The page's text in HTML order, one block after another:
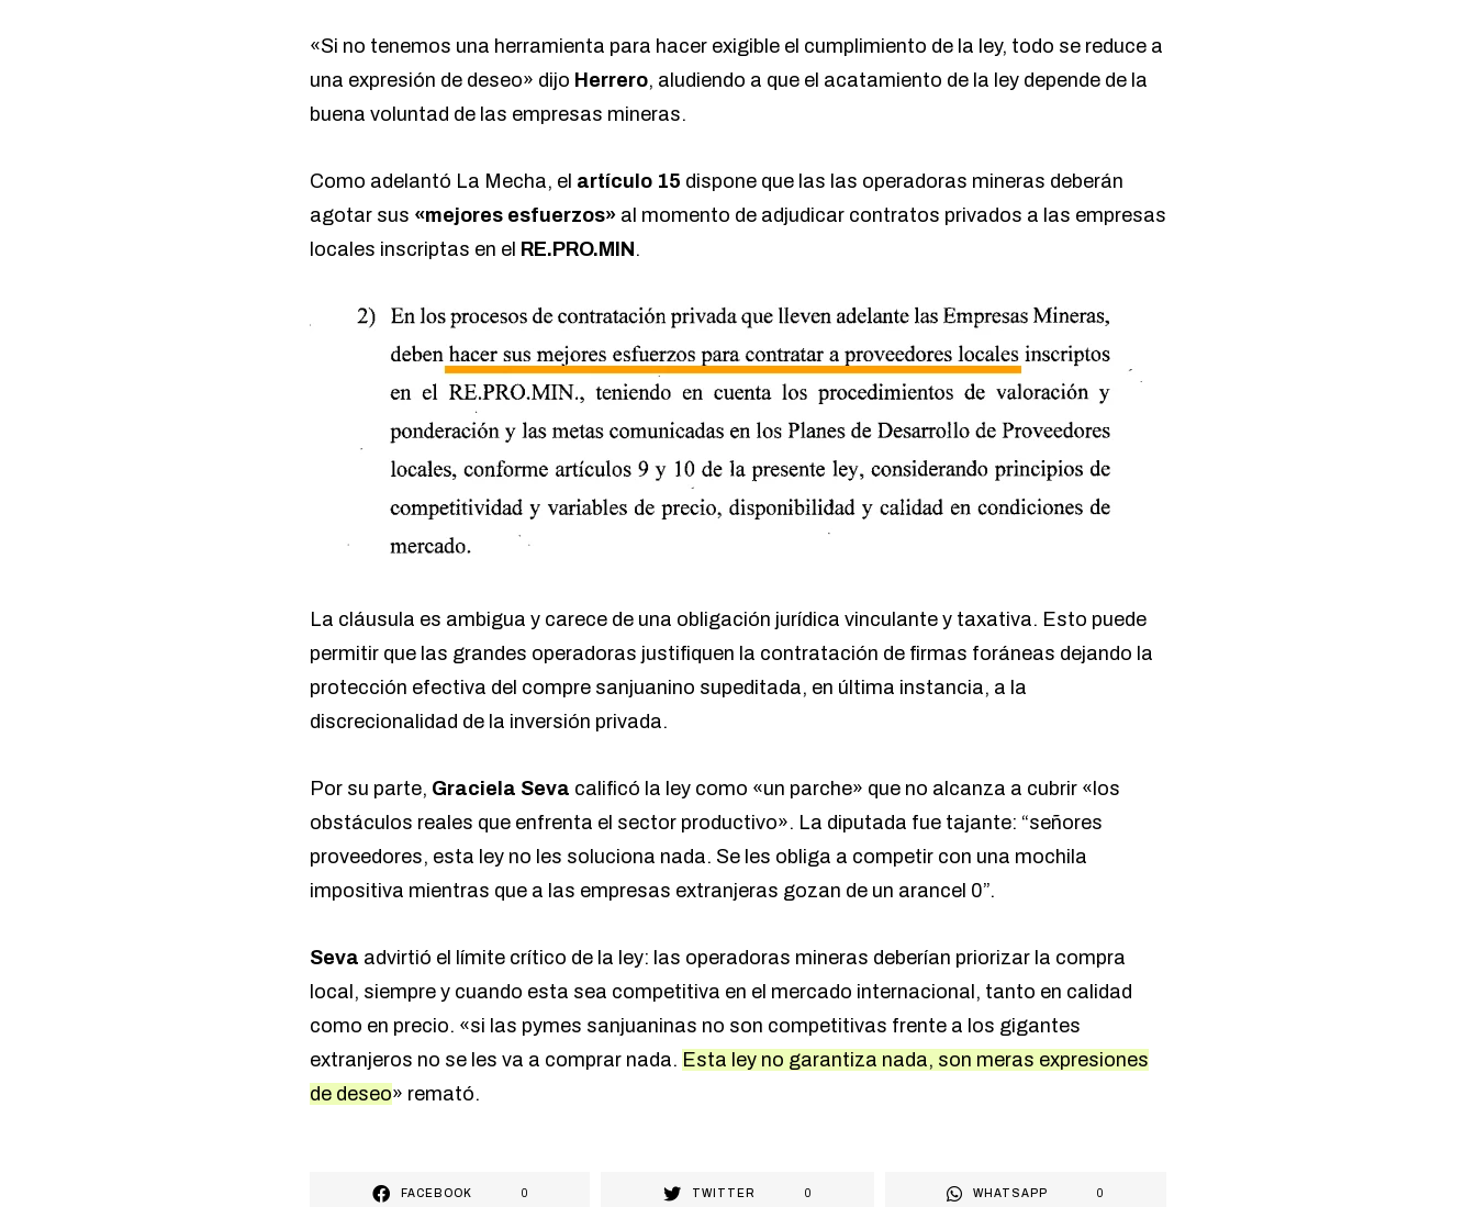
«Si no tenemos una herramienta para hacer exigible el cumplimiento de la ley, todo se reduce a
una expresión de deseo» dijo Herrero, aludiendo a que el acatamiento de la ley depende de la
buena voluntad de las empresas mineras.
Como adelantó La Mecha, el artículo 15 dispone que las las operadoras mineras deberán
agotar sus «mejores esfuerzos» al momento de adjudicar contratos privados a las empresas
locales inscriptas en el RE.PRO.MIN .
La cláusula es ambigua y carece de una obligación jurídica vinculante y taxativa. Esto puede
permitir que las grandes operadoras justifiquen la contratación de firmas foráneas dejando la
protección efectiva del compre sanjuanino supeditada, en última instancia, a la
discrecionalidad de la inversión privada.
Por su parte, Graciela Seva calificó la ley como «un parche» que no alcanza a cubrir «los
obstáculos reales que enfrenta el sector productivo». La diputada fue tajante: “señores
proveedores, esta ley no les soluciona nada. Se les obliga a competir con una mochila
impositiva mientras que a las empresas extranjeras gozan de un arancel 0”.
Seva advirtió el límite crítico de la ley: las operadoras mineras deberían priorizar la compra
local, siempre y cuando esta sea competitiva en el mercado internacional, tanto en calidad
como en precio. «si las pymes sanjuaninas no son competitivas frente a los gigantes
extranjeros no se les va a comprar nada. Esta ley no garantiza nada, son meras expresiones
de deseo» remató.
FACEBOOK 0 TWITTER 0 WHATSAPP 0